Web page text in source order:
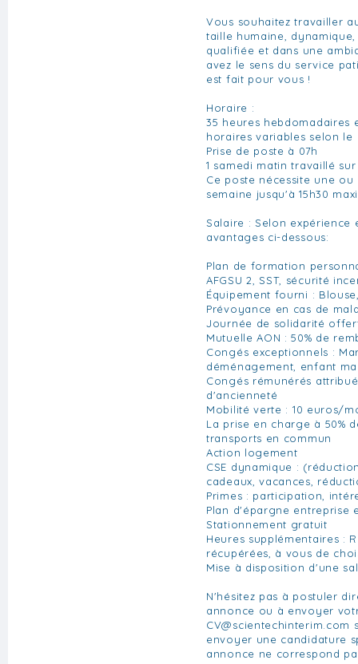
Vous souhaitez travailler
taille humaine,
qualifiée et dans une
avez le sens du service
est fait pour vous !
Horaire :
35 heures hebdomadaires
horaires variables selon le
Prise de poste à 07h
1 samedi matin travaillé
Ce poste nécessite une
semaine jusqu'à 15h30
Salaire : Selon
avantages ci-dessous:
Plan de formation
AFGSU 2, SST, sécurité
Équipement fourni :
Prévoyance en cas de
Journée de solidarité
Mutuelle AON : 50% de
Congés exceptionnels :
déménagement, enfant
Congés rémunérés
d'ancienneté
Mobilité verte : 10 euros/
La prise en charge à 50%
transports en commun
Action logement
CSE dynamique :
cadeaux, vacances,
Primes : participation,
Plan d'épargne entreprise
Stationnement gratuit
Heures supplémentaires :
récupérées, à vous de
Mise à disposition d'une
N'hésitez pas à postuler
annonce ou à envoyer
CV@scientechinterim.com
envoyer une candidature
annonce ne correspond